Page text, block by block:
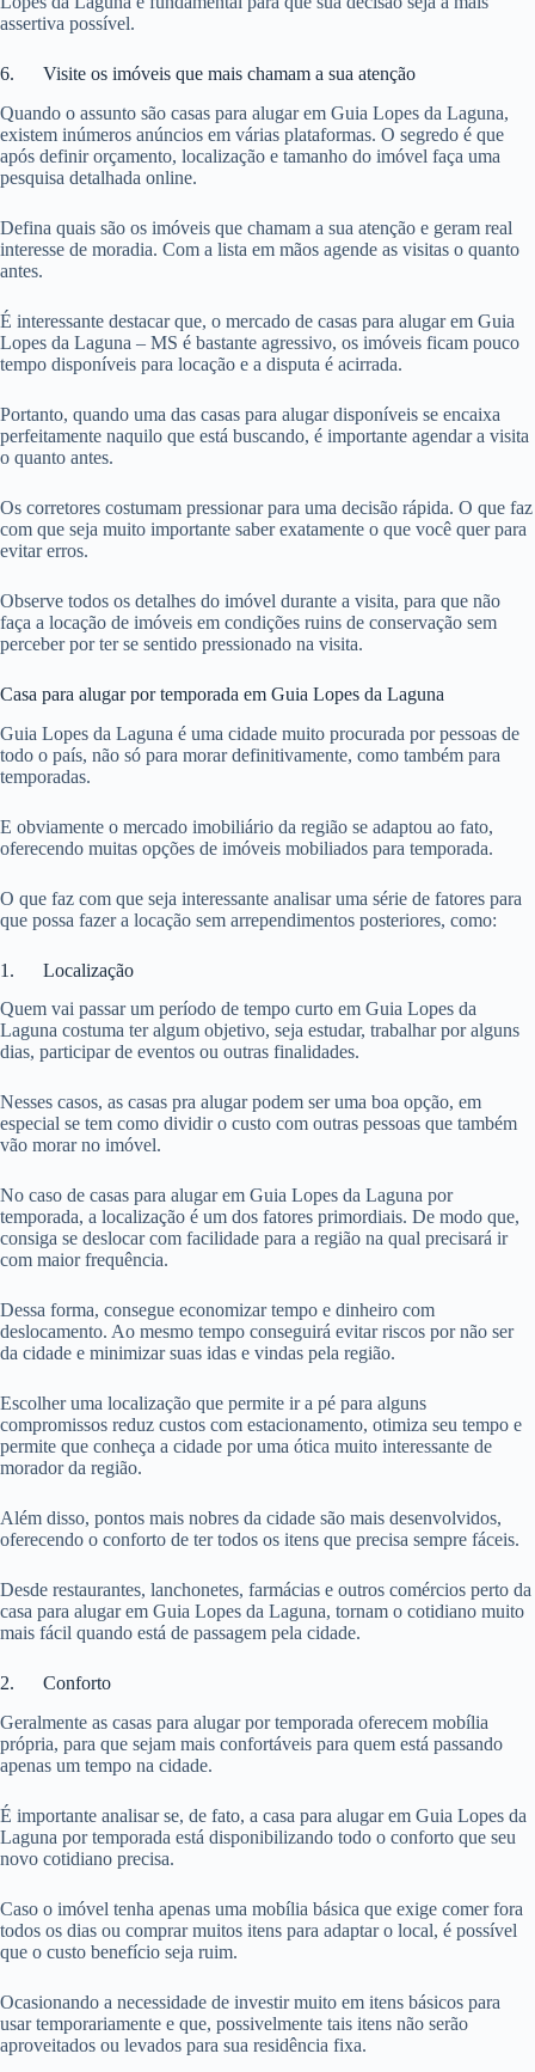
assertiva possível.
6. Visite os imóveis que mais chamam a sua atenção
Quando o assunto são casas para alugar em Guia Lopes da Laguna,
existem inúmeros anúncios em várias plataformas. O segredo é que
após definir orçamento, localização e tamanho do imóvel faça uma
pesquisa detalhada online.
Defina quais são os imóveis que chamam a sua atenção e geram real
interesse de moradia. Com a lista em mãos agende as visitas o quanto
antes.
É interessante destacar que, o mercado de casas para alugar em Guia
Lopes da Laguna – MS é bastante agressivo, os imóveis ficam pouco
tempo disponíveis para locação e a disputa é acirrada.
Portanto, quando uma das casas para alugar disponíveis se encaixa
perfeitamente naquilo que está buscando, é importante agendar a visita
o quanto antes.
Os corretores costumam pressionar para uma decisão rápida. O que faz
com que seja muito importante saber exatamente o que você quer para
evitar erros.
Observe todos os detalhes do imóvel durante a visita, para que não
faça a locação de imóveis em condições ruins de conservação sem
perceber por ter se sentido pressionado na visita.
Casa para alugar por temporada em Guia Lopes da Laguna
Guia Lopes da Laguna é uma cidade muito procurada por pessoas de
todo o país, não só para morar definitivamente, como também para
temporadas.
E obviamente o mercado imobiliário da região se adaptou ao fato,
oferecendo muitas opções de imóveis mobiliados para temporada.
O que faz com que seja interessante analisar uma série de fatores para
que possa fazer a locação sem arrependimentos posteriores, como:
1. Localização
Quem vai passar um período de tempo curto em Guia Lopes da
Laguna costuma ter algum objetivo, seja estudar, trabalhar por alguns
dias, participar de eventos ou outras finalidades.
Nesses casos, as casas pra alugar podem ser uma boa opção, em
especial se tem como dividir o custo com outras pessoas que também
vão morar no imóvel.
No caso de casas para alugar em Guia Lopes da Laguna por
temporada, a localização é um dos fatores primordiais. De modo que,
consiga se deslocar com facilidade para a região na qual precisará ir
com maior frequência.
Dessa forma, consegue economizar tempo e dinheiro com
deslocamento. Ao mesmo tempo conseguirá evitar riscos por não ser
da cidade e minimizar suas idas e vindas pela região.
Escolher uma localização que permite ir a pé para alguns
compromissos reduz custos com estacionamento, otimiza seu tempo e
permite que conheça a cidade por uma ótica muito interessante de
morador da região.
Além disso, pontos mais nobres da cidade são mais desenvolvidos,
oferecendo o conforto de ter todos os itens que precisa sempre fáceis.
Desde restaurantes, lanchonetes, farmácias e outros comércios perto da
casa para alugar em Guia Lopes da Laguna, tornam o cotidiano muito
mais fácil quando está de passagem pela cidade.
2. Conforto
Geralmente as casas para alugar por temporada oferecem mobília
própria, para que sejam mais confortáveis para quem está passando
apenas um tempo na cidade.
É importante analisar se, de fato, a casa para alugar em Guia Lopes da
Laguna por temporada está disponibilizando todo o conforto que seu
novo cotidiano precisa.
Caso o imóvel tenha apenas uma mobília básica que exige comer fora
todos os dias ou comprar muitos itens para adaptar o local, é possível
que o custo benefício seja ruim.
Ocasionando a necessidade de investir muito em itens básicos para
usar temporariamente e que, possivelmente tais itens não serão
aproveitados ou levados para sua residência fixa.